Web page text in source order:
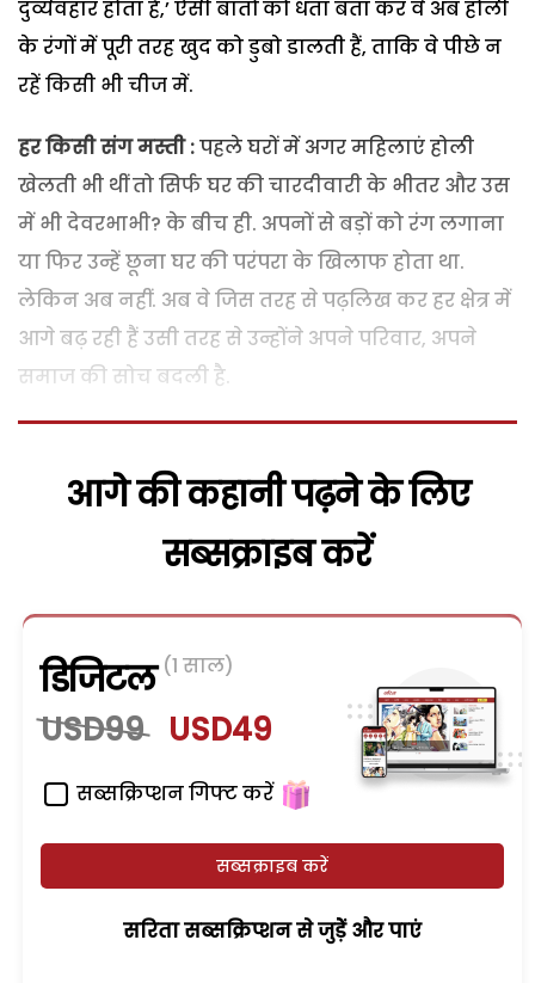
दुर्व्यवहार होता है,’ ऐसी बातों को धता बता कर वे अब होली
के रंगों में पूरी तरह खुद को डुबो डालती हैं, ताकि वे पीछे न
रहें किसी भी चीज में.
हर किसी संग मस्ती :पहले घरों में अगर महिलाएं होली
खेलती भी थीं तो सिर्फ घर की चारदीवारी के भीतर और उस
में भी देवरभाभी? के बीच ही. अपनों से बड़ों को रंग लगाना
या फिर उन्हें छूना घर की परंपरा के खिलाफ होता था.
लेकिन अब नहीं. अब वे जिस तरह से पढ़लिख कर हर क्षेत्र में
आगे बढ़ रही हैं उसी तरह से उन्होंने अपने परिवार, अपने
समाज की सोच बदली है.
आगे की कहानी पढ़ने के लिए
सब्सक्राइब करें
डिजिटल (1 साल)
USD99 USD49
सब्सक्रिप्शन गिफ्ट करें
सब्सक्राइब करें
सरिता सब्सक्रिप्शन से जुड़ेें और पाएं